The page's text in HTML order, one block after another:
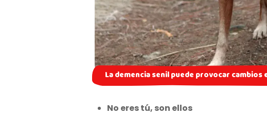
La demencia senil puede provocar cambios
No eres tú, son ellos